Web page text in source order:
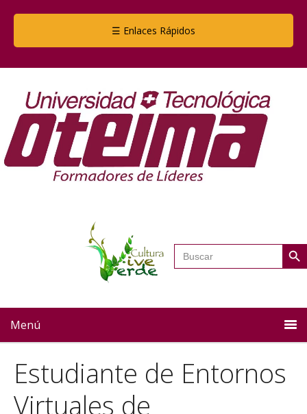
☰ Enlaces Rápidos
Buscar: Botón
Menú
Estudiante de Entornos
Virtuales de